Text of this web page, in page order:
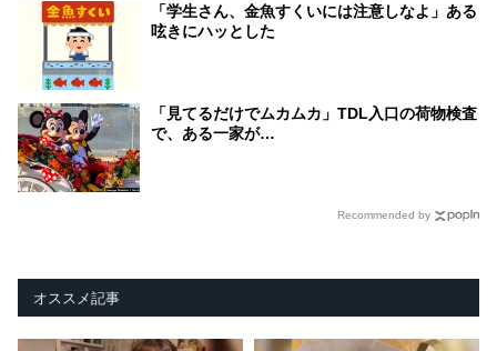
「学生さん、金魚すくいには注意しなよ」ある
呟きにハッとした
「見てるだけでムカムカ」TDL入口の荷物検査
で、ある一家が…
Recommended by
オススメ記事